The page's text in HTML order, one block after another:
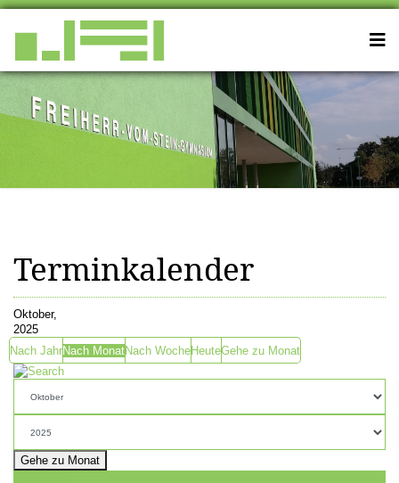
Terminkalender
Oktober,
2025
Nach JahrNach MonatNach WocheHeuteGehe zu Monat
Gehe zu Monat